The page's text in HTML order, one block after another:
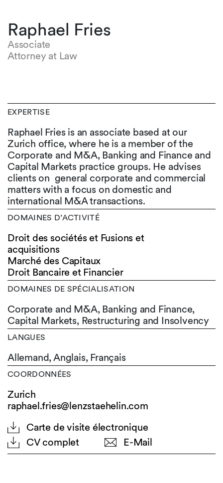
Raphael Fries
Associate
Attorney at Law
EXPERTISE
Raphael Fries is an associate based at our
Zurich office, where he is a member of the
Corporate and M&A, Banking and Finance and
Capital Markets practice groups. He advises
clients on general corporate and commercial
matters with a focus on domestic and
international M&A transactions.
DOMAINES D’ACTIVITÉ
Droit des sociétés et Fusions et
acquisitions
Marché des Capitaux
Droit Bancaire et Financier
DOMAINES DE SPÉCIALISATION
Corporate and M&A, Banking and Finance,
Capital Markets, Restructuring and Insolvency
LANGUES
Allemand,Anglais, Français
COORDONNÉES
Zurich
raphael.fries@lenzstaehelin.com
Carte de visite électronique
CV complet
E-Mail